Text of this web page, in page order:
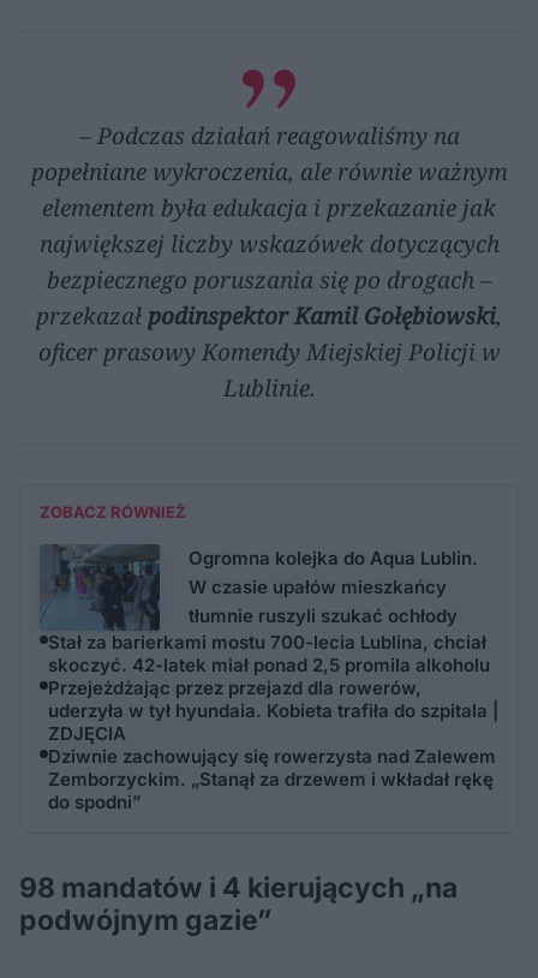
– Podczas działań reagowaliśmy na
popełniane wykroczenia, ale równie ważnym
elementem była edukacja i przekazanie jak
największej liczby wskazówek dotyczących
bezpiecznego poruszania się po drogach –
przekazał podinspektor Kamil Gołębiowski,
oficer prasowy Komendy Miejskiej Policji w
Lublinie.
ZOBACZ RÓWNIEŻ
Ogromna kolejka do Aqua Lublin.
W czasie upałów mieszkańcy
tłumnie ruszyli szukać ochłody
Stał za barierkami mostu 700-lecia Lublina, chciał
skoczyć. 42-latek miał ponad 2,5 promila alkoholu
Przejeżdżając przez przejazd dla rowerów,
uderzyła w tył hyundaia. Kobieta trafiła do szpitala |
ZDJĘCIA
Dziwnie zachowujący się rowerzysta nad Zalewem
Zemborzyckim. „Stanął za drzewem i wkładał rękę
do spodni”
98 mandatów i 4 kierujących „na
podwójnym gazie”